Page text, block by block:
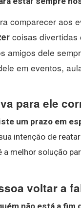
comparecer aos
coisas divertidas
amigos dele
em eventos,
para ele
um prazo em
intenção de
a melhor solução
voltar a
não está a fim